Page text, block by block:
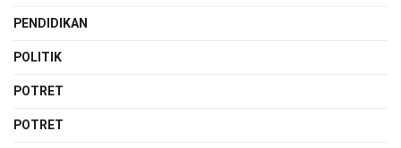
PENDIDIKAN
POLITIK
POTRET
POTRET